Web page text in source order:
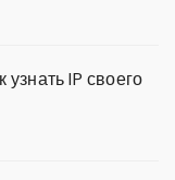
IP своего